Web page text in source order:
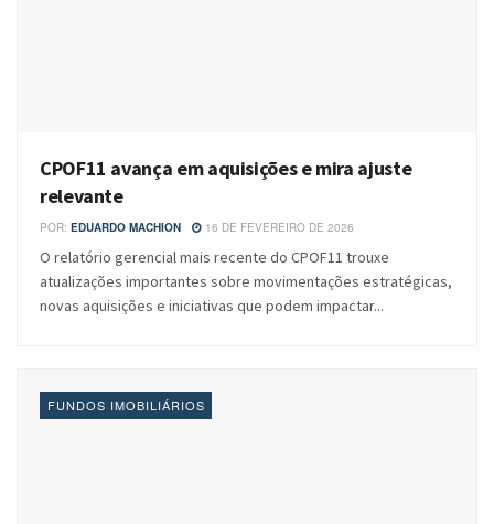
CPOF11 avança em aquisições e mira ajuste
relevante
POR: EDUARDO MACHION 16 DE FEVEREIRO DE 2026
O relatório gerencial mais recente do CPOF11 trouxe
atualizações importantes sobre movimentações estratégicas,
novas aquisições e iniciativas que podem impactar...
FUNDOS IMOBILIÁRIOS